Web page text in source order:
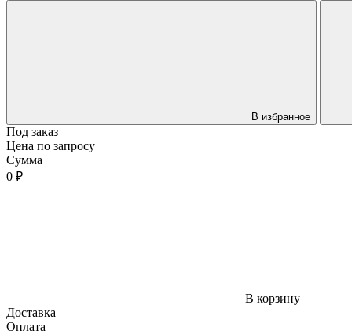
В избранное
Под заказ
Цена по запросу
Сумма
0 ₽
В корзину
Доставка
Оплата